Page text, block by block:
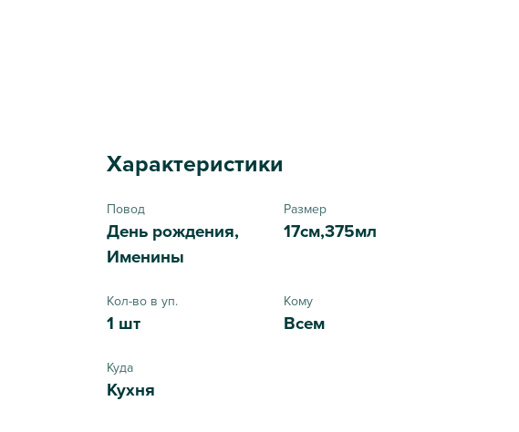
Характеристики
Повод
День рождения,
Именины
Размер
17см,375мл
Кол-во в уп.
1 шт
Кому
Всем
Куда
Кухня